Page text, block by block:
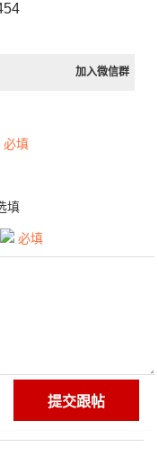
加入微信群
必填
填
必填